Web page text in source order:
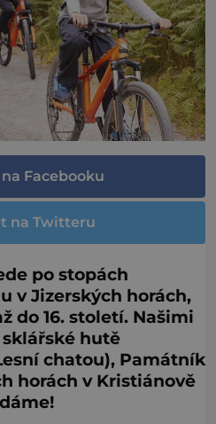
Facebooku
na Twitteru
po stopách
v Jizerských horách,
do 16. století. Našimi
hutě
chatou), Památník
horách v Kristiánově